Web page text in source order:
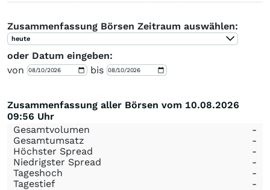
Zusammenfassung Börsen Zeitraum auswählen:
heute
oder Datum eingeben:
von
bis
Zusammenfassung aller Börsen vom 10.08.2026
09:56 Uhr
Gesamtvolumen
-
Gesamtumsatz
-
Höchster Spread
-
Niedrigster Spread
-
Tageshoch
-
Tagestief
-